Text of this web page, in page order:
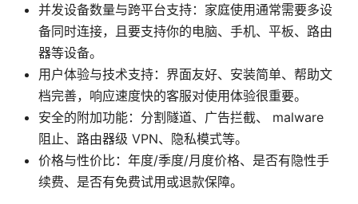
并发设备数量与跨平台支持：家庭使用通常需要多设
备同时连接，且要支持你的电脑、手机、平板、路由
器等设备。
用户体验与技术支持：界面友好、安装简单、帮助文
档完善，响应速度快的客服对使用体验很重要。
安全的附加功能：分割隧道、广告拦截、 malware
阻止、路由器级 VPN、隐私模式等。
价格与性价比：年度/季度/月度价格、是否有隐性手
续费、是否有免费试用或退款保障。